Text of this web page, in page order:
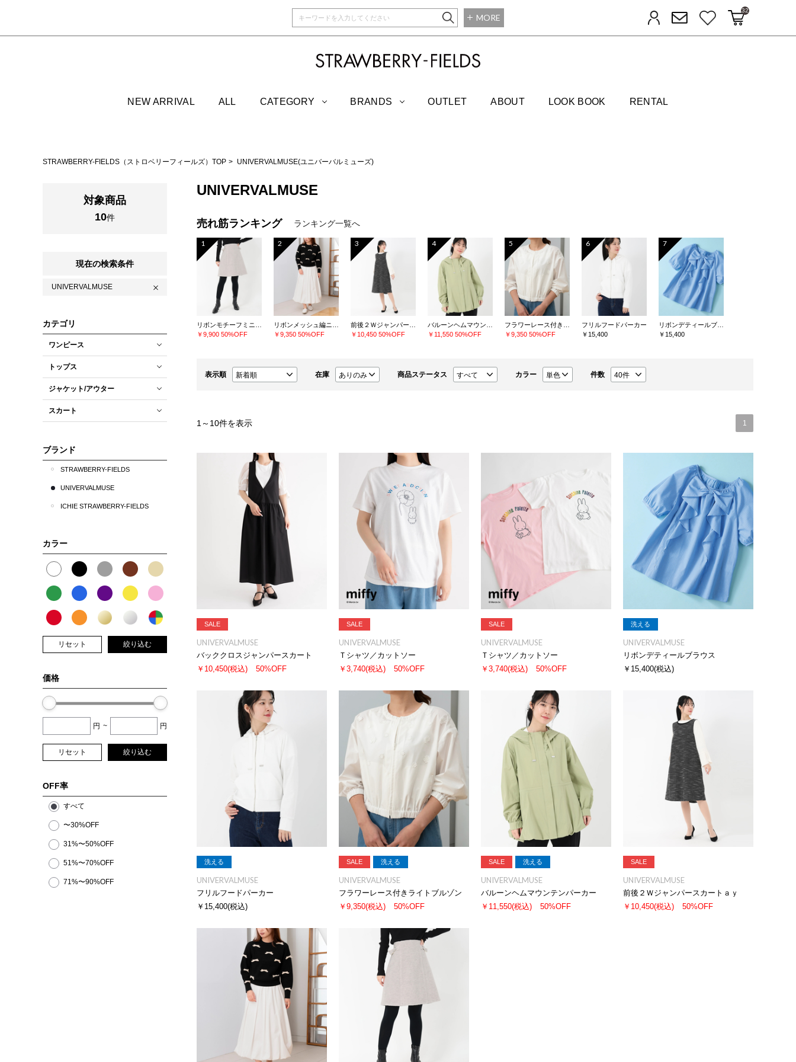
MORE ログイン メルマガ登録お気に入りカートに入れる
32
NEW ARRIVAL ALL CATEGORY BRANDS OUTLET ABOUT LOOK BOOK RENTAL
STRAWBERRY-FIELDS（ストロベリーフィールズ）TOP UNIVERVALMUSE(ユニバーバルミューズ)
対象商品
10件
現在の検索条件
UNIVERVALMUSE
カテゴリ
ワンピース
トップス
ジャケット/アウター
スカート
ブランド
STRAWBERRY-FIELDS
UNIVERVALMUSE
ICHIE STRAWBERRY-FIELDS
カラー
リセット 絞り込む
価格
円 ~ 円
リセット 絞り込む
OFF率
すべて
〜30%OFF
31%〜50%OFF
51%〜70%OFF
71%〜90%OFF
UNIVERVALMUSE
売れ筋ランキング ランキング一覧へ
1
￥9,900 50%OFF
2
￥9,350 50%OFF
3
￥10,450 50%OFF
4
￥11,550 50%OFF
5
￥9,350 50%OFF
6
フリルフードパーカー
￥15,400
7
￥15,400
表示順 在庫 商品ステータス カラー 件数
1 ～ 10件を表示 1
SALE
UNIVERVALMUSE
バッククロスジャンパースカート
￥10,450(税込) 50%OFF
SALE
UNIVERVALMUSE
Ｔシャツ／カットソー
￥3,740(税込) 50%OFF
SALE
UNIVERVALMUSE
Ｔシャツ／カットソー
￥3,740(税込) 50%OFF
洗える
UNIVERVALMUSE
リボンデティールブラウス
￥15,400(税込)
洗える
UNIVERVALMUSE
フリルフードパーカー
￥15,400(税込)
SALE 洗える
UNIVERVALMUSE
フラワーレース付きライトブルゾン
￥9,350(税込) 50%OFF
SALE 洗える
UNIVERVALMUSE
バルーンヘムマウンテンパーカー
￥11,550(税込) 50%OFF
SALE
UNIVERVALMUSE
前後２Ｗジャンパースカートａｙ
￥10,450(税込) 50%OFF